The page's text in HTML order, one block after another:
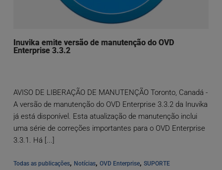
Inuvika emite versão de manutenção do OVD
Enterprise 3.3.2
AVISO DE LIBERAÇÃO DE MANUTENÇÃO Toronto, Canadá -
A versão de manutenção do OVD Enterprise 3.3.2 da Inuvika
já está disponível. Esta atualização de manutenção inclui
uma série de correções importantes para o OVD Enterprise
3.3.1. Há [...]
Todas as publicações, Notícias, OVD Enterprise, SUPORTE